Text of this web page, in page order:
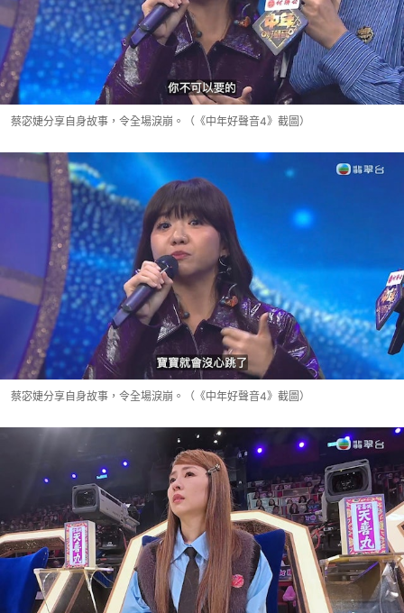
蔡宓婕分享自身故事，令全場淚崩。（《中年好聲音4》截圖）
蔡宓婕分享自身故事，令全場淚崩。（《中年好聲音4》截圖）